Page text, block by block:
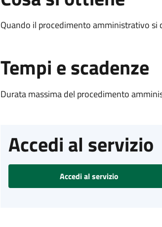
Quando il procedimento amministrativo
Tempi e scadenze
Durata massima del procedimento
Accedi al servizio
Accedi al servizio